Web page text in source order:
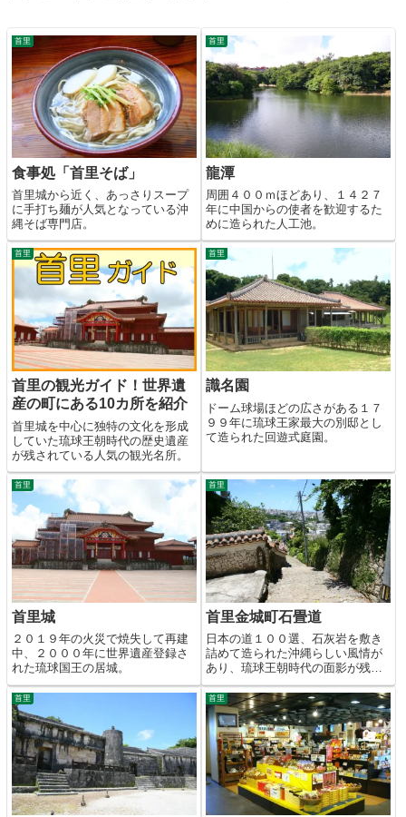
首里
食事処「首里そば」
首里城から近く、あっさりスープ
に手打ち麺が人気となっている沖
縄そば専門店。
首里
龍潭
周囲４００ｍほどあり、１４２７
年に中国からの使者を歓迎するた
めに造られた人工池。
首里
首里の観光ガイド！世界遺
産の町にある10カ所を紹介
首里城を中心に独特の文化を形成
していた琉球王朝時代の歴史遺産
が残されている人気の観光名所。
首里
識名園
ドーム球場ほどの広さがある１７
９９年に琉球王家最大の別邸とし
て造られた回遊式庭園。
首里
首里城
２０１９年の火災で焼失して再建
中、２０００年に世界遺産登録さ
れた琉球国王の居城。
首里
首里金城町石畳道
日本の道１００選、石灰岩を敷き
詰めて造られた沖縄らしい風情が
あり、琉球王朝時代の面影が残る
坂道。
首里 首里